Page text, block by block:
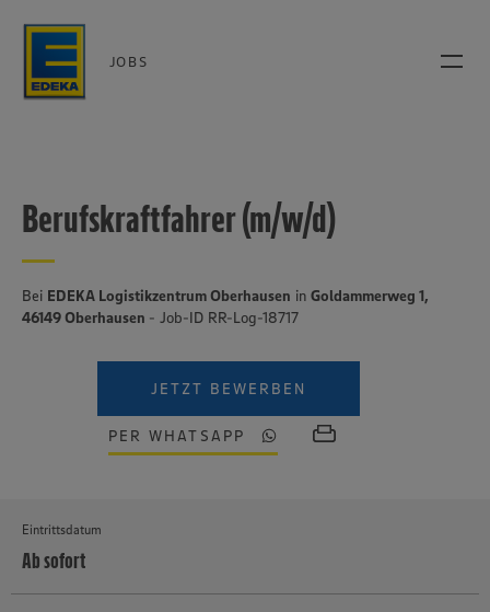
JOBS
Berufskraftfahrer (m/w/d)
Bei EDEKA Logistikzentrum Oberhausen in Goldammerweg 1,
46149 Oberhausen - Job-ID RR-Log-18717
JETZT BEWERBEN
PER WHATSAPP
Eintrittsdatum
Ab sofort